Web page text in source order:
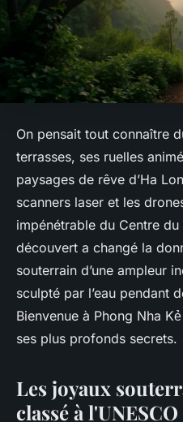
On pensait tout connaître
terrasses, ses ruelles
paysages de rêve d’Ha
scanners laser et les
impénétrable du Centre
découvert a changé la
souterrain d’une ampleur
sculpté par l’eau pendant
Bienvenue à Phong Nha
ses plus profonds secrets.
Les joyaux
classé à l'UNESCO